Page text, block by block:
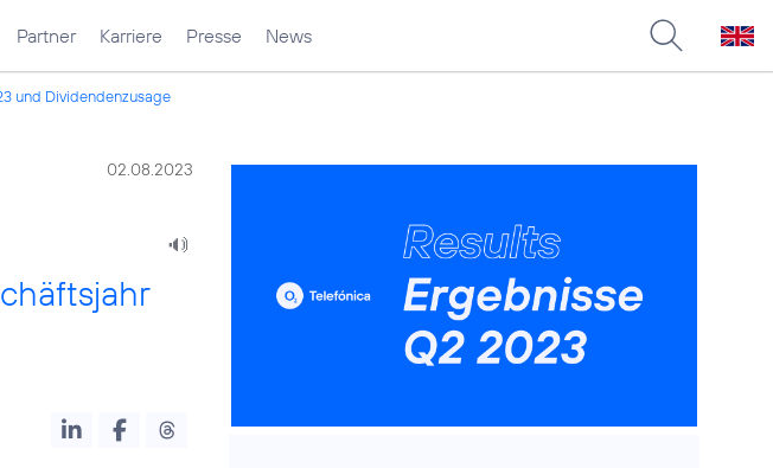
Partner Karriere Presse News
und Dividendenzusage
02.08.2023